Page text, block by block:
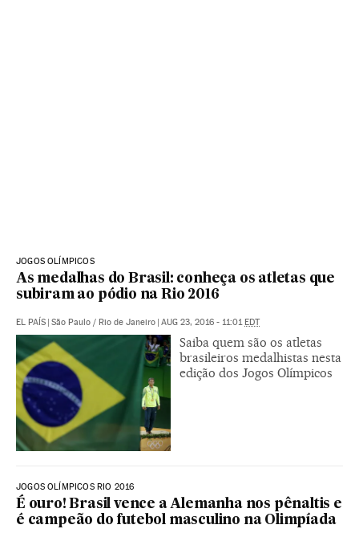
JOGOS OLÍMPICOS
As medalhas do Brasil: conheça os atletas que
subiram ao pódio na Rio 2016
EL PAÍS | São Paulo / Rio de Janeiro | AUG 23, 2016 - 11:01EDT
Saiba quem são os atletas
brasileiros medalhistas nesta
edição dos Jogos Olímpicos
JOGOS OLÍMPICOS RIO 2016
É ouro! Brasil vence a Alemanha nos pênaltis e
é campeão do futebol masculino na Olimpíada